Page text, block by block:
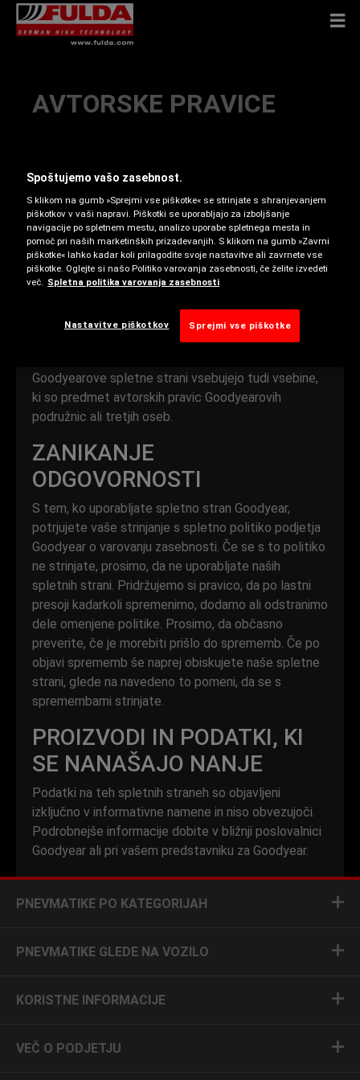
AVTORSKE PRAVICE
AVTORSKE PRAVICE
Avtorske pravice 2022 Goodyear Slovenija d.o.o..
Vse pravice pridržane. Besedilo, slike, grafike,
zvočne datoteke, animacijske datoteke, video
datoteke in druge vsebine ter njihova ureditev na
Goodyearovih spletnih straneh so predmet zaščite
Takšne vsebine se ne smejo razmnoževati v
komercialne ali distribucijske namene oziroma
Goodyearove spletne strani vsebujejo tudi vsebine,
ki so predmet avtorskih pravic Goodyearovih
podružnic ali tretjih oseb.
ZANIKANJE
ODGOVORNOSTI
S tem, ko uporabljate spletno stran Goodyear,
potrjujete vaše strinjanje s spletno politiko podjetja
Goodyear o varovanju zasebnosti. Če se s to politiko
ne strinjate, prosimo, da ne uporabljate naših
spletnih strani. Pridržujemo si pravico, da po lastni
presoji kadarkoli spremenimo, dodamo ali odstranimo
dele omenjene politike. Prosimo, da občasno
preverite, če je morebiti prišlo do sprememb. Če po
objavi sprememb še naprej obiskujete naše spletne
strani, glede na navedeno to pomeni, da se s
spremembami strinjate.
PROIZVODI IN PODATKI, KI
SE NANAŠAJO NANJE
Podatki na teh spletnih straneh so objavljeni
izključno v informativne namene in niso obvezujoči.
Podrobnejše informacije dobite v bližnji poslovalnici
Goodyear ali pri vašem predstavniku za Goodyear.
PNEVMATIKE PO KATEGORIJAH
PNEVMATIKE GLEDE NA VOZILO
KORISTNE INFORMACIJE
VEČ O PODJETJU
Spoštujemo vašo zasebnost.
S klikom na gumb »Sprejmi vse piškotke« se strinjate s shranjevanjem
piškotkov v vaši napravi. Piškotki se uporabljajo za izboljšanje
navigacije po spletnem mestu, analizo uporabe spletnega mesta in
pomoč pri naših marketinških prizadevanjih. S klikom na gumb »Zavrni
piškotke« lahko kadar koli prilagodite svoje nastavitve ali zavrnete vse
piškotke. Oglejte si našo Politiko varovanja zasebnosti, če želite izvedeti
več. Spletna politika varovanja zasebnosti
Nastavitve piškotkov Sprejmi vse piškotke